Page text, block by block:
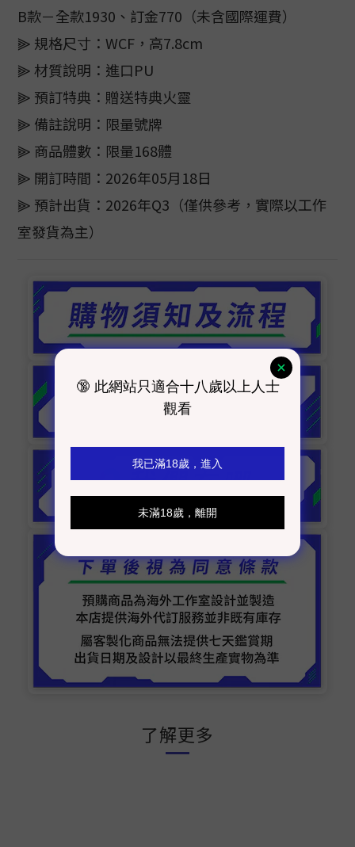
B款－全款1930、訂金770（未含國際運費）
⫸ 規格尺寸：WCF，高7.8cm
⫸ 材質說明：進口PU
⫸ 預訂特典：贈送特典火靈
⫸ 備註說明：限量號牌
⫸ 商品體數：限量168體
⫸ 開訂時間：2026年05月18日
⫸ 預計出貨：2026年Q3（僅供參考，實際以工作
室發貨為主）
了解更多